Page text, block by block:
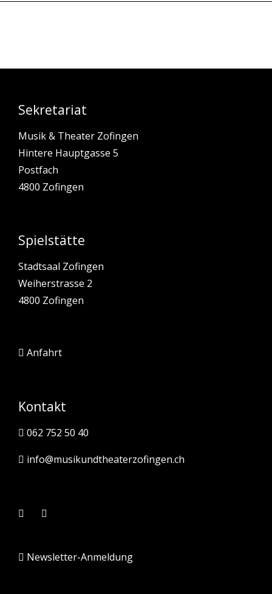
Sekretariat
Musik & Theater Zofingen
Hintere Hauptgasse 5
Postfach
4800 Zofingen
Spielstätte
Stadtsaal Zofingen
Weiherstrasse 2
4800 Zofingen
Anfahrt
Kontakt
062 752 50 40
info@musikundtheaterzofingen.ch
Newsletter-Anmeldung